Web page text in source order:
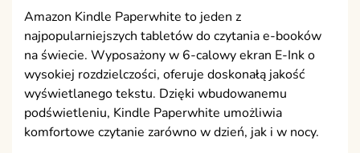
Amazon Kindle Paperwhite to jeden z
najpopularniejszych tabletów do czytania e-booków
na świecie. Wyposażony w 6-calowy ekran E-Ink o
wysokiej rozdzielczości, oferuje doskonałą jakość
wyświetlanego tekstu. Dzięki wbudowanemu
podświetleniu, Kindle Paperwhite umożliwia
komfortowe czytanie zarówno w dzień, jak i w nocy.